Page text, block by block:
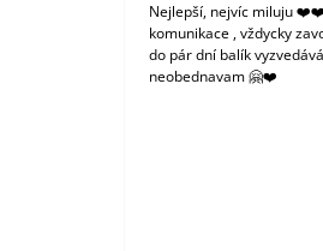
Nejlepší, nejvíc miluju
komunikace , vždycky
do pár dní balík
neobednavam 🤗❤️